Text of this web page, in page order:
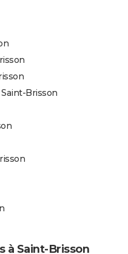
Brisson
à Saint-Brisson